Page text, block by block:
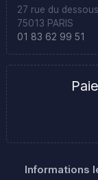
27 rue du
75013 PARIS
01 83 62 99 51
Informations